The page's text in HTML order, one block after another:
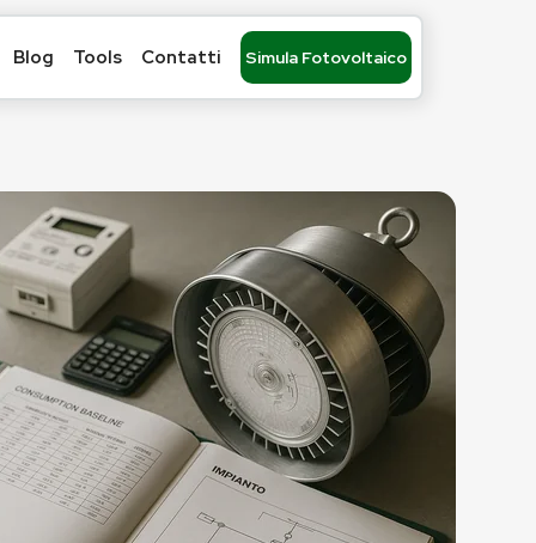
Blog Tools Contatti Simula Fotovoltaico